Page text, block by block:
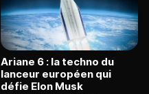
Ariane 6 : la techno du
lanceur européen qui
défie Elon Musk